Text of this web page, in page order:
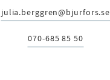
E-post:
julia.berggren@bjurfors.se
Telefon:
070-685 85 50